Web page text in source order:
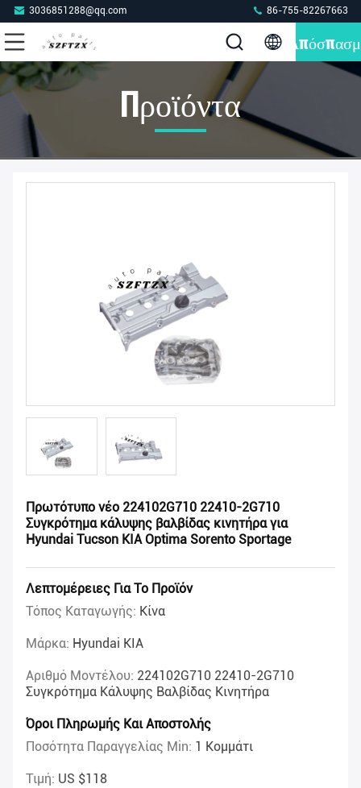
3036851288@qq.com 86-755-82267663
Προϊόντα
Πρωτότυπο νέο 224102G710 22410-2G710
Συγκρότημα κάλυψης βαλβίδας κινητήρα για
Hyundai Tucson KIA Optima Sorento Sportage
Λεπτομέρειες Για Το Προϊόν
Τόπος Καταγωγής: Κίνα
Μάρκα: Hyundai KIA
Αριθμό Μοντέλου: 224102G710 22410-2G710
Συγκρότημα Κάλυψης Βαλβίδας Κινητήρα
Όροι Πληρωμής Και Αποστολής
Ποσότητα Παραγγελίας Min: 1 Κομμάτι
Τιμή: US $118